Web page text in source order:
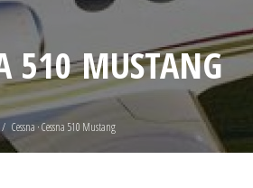
510 MUSTANG
Cessna · Cessna 510 Mustang